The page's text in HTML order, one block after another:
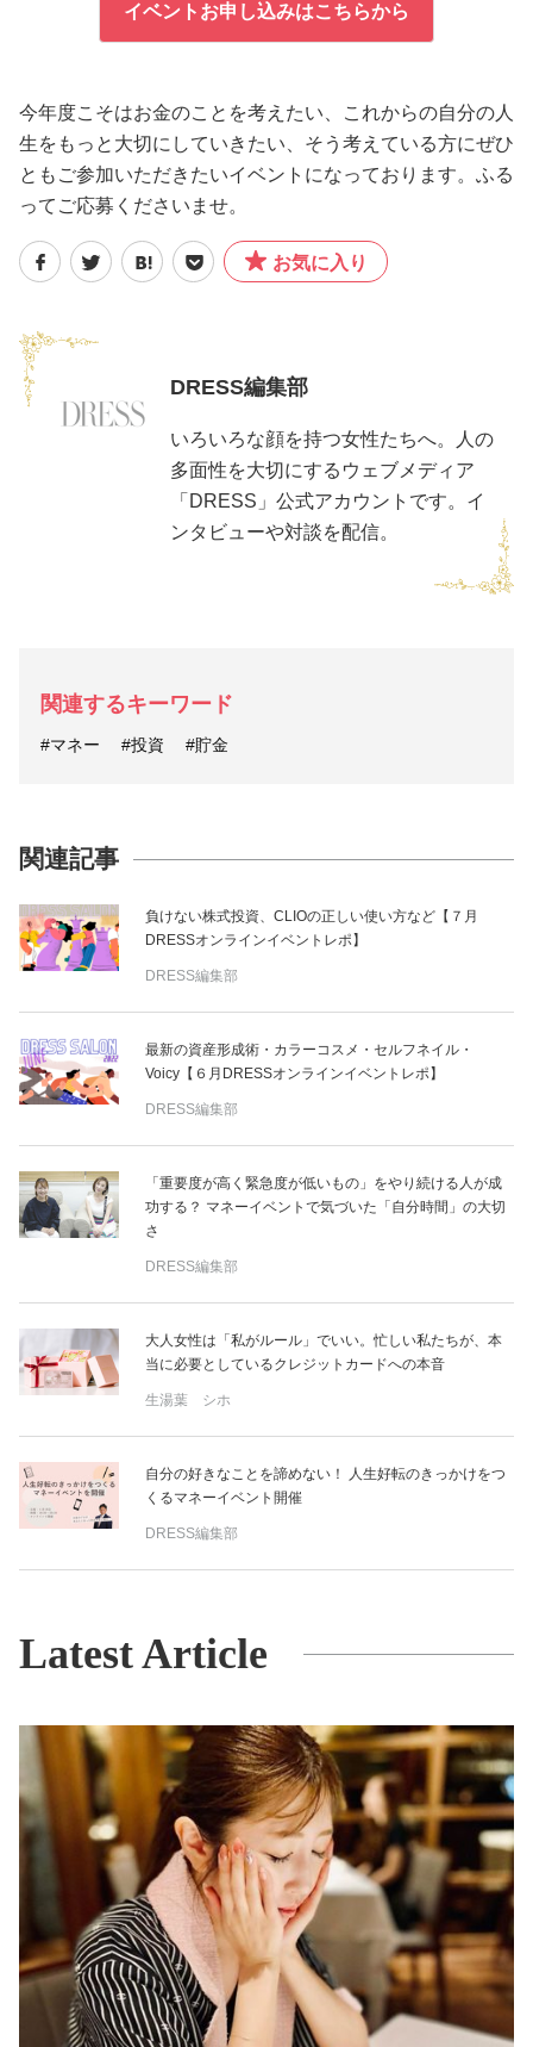
イベントお申し込みはこちらから
今年度こそはお金のことを考えたい、これからの自分の人
生をもっと大切にしていきたい、そう考えている方にぜひ
ともご参加いただきたいイベントになっております。ふる
ってご応募くださいませ。
お気に入り
DRESS編集部
いろいろな顔を持つ女性たちへ。人の
多面性を大切にするウェブメディア
「DRESS」公式アカウントです。イ
ンタビューや対談を配信。
関連するキーワード
#マネー #投資 #貯金
関連記事
負けない株式投資、CLIOの正しい使い方など【７月
DRESSオンラインイベントレポ】
DRESS編集部
最新の資産形成術・カラーコスメ・セルフネイル・
Voicy【６月DRESSオンラインイベントレポ】
DRESS編集部
「重要度が高く緊急度が低いもの」をやり続ける人が成
功する？ マネーイベントで気づいた「自分時間」の大切
さ
DRESS編集部
大人女性は「私がルール」でいい。忙しい私たちが、本
当に必要としているクレジットカードへの本音
生湯葉 シホ
自分の好きなことを諦めない！ 人生好転のきっかけをつ
くるマネーイベント開催
DRESS編集部
Latest Article